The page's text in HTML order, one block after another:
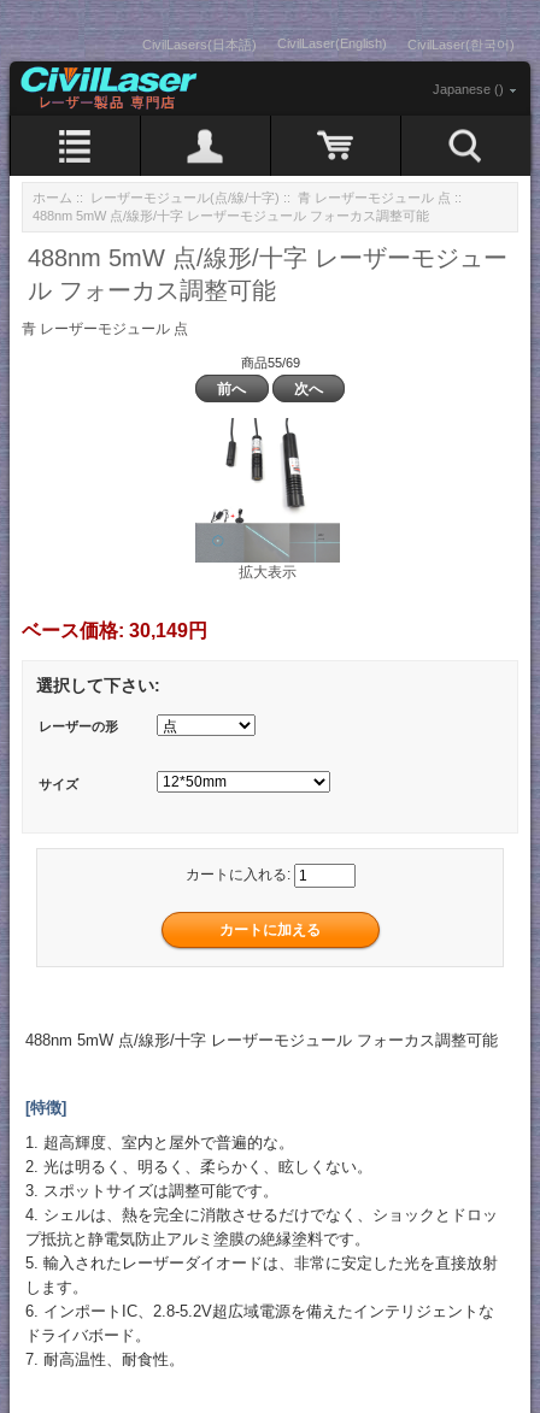
CivilLasers(日本語) CivilLaser(English) CivilLaser(한국어)
Japanese ()
ホーム :: レーザーモジュール(点/線/十字) :: 青 レーザーモジュール 点 ::
488nm 5mW 点/線形/十字 レーザーモジュール フォーカス調整可能
488nm 5mW 点/線形/十字 レーザーモジュー
ル フォーカス調整可能
青 レーザーモジュール 点
商品55/69
前へ 次へ
拡大表示
ベース価格: 30,149円
選択して下さい:
レーザーの形
サイズ
カートに入れる:
488nm 5mW 点/線形/十字 レーザーモジュール フォーカス調整可能
[特徴]
1. 超高輝度、室内と屋外で普遍的な。
2. 光は明るく、明るく、柔らかく、眩しくない。
3. スポットサイズは調整可能です。
4. シェルは、熱を完全に消散させるだけでなく、ショックとドロッ
プ抵抗と静電気防止アルミ塗膜の絶縁塗料です。
5. 輸入されたレーザーダイオードは、非常に安定した光を直接放射
します。
6. インポートIC、2.8-5.2V超広域電源を備えたインテリジェントな
ドライバボード。
7. 耐高温性、耐食性。